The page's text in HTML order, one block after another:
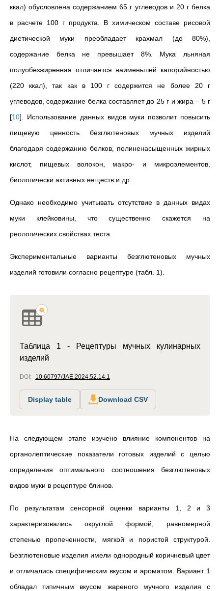
ккал) обусловлена содержанием 65 г углеводов и 20 г белка
в расчете 100 г продукта. В химическом составе рисовой
диетической муки преобладает крахмал (до 80%),
содержание белка не превышает 8%. Мука льняная
полуобезжиренная отличается наименьшей калорийностью
(220 ккал), так как в 100 г содержится не более 20 г
углеводов, содержание белка составляет до 25 г и жира – 5 г
[10]
Использование данных видов муки позволит повысить
пищевую ценность безглютеновых мучных изделий
благодаря содержанию белков, полиненасыщенных жирных
кислот, пищевых волокон, макро- и микроэлементов,
биологически активных веществ и др.
Однако необходимо учитывать отсутствие в данных видах
муки клейковины, что существенно скажется на
реологических свойствах теста
Экспериментальные варианты безглютеновых мучных
изделий готовили согласно рецептуре (табл. 1).
Таблица 1 - Рецептуры мучных кулинарных
изделий
DOI: 10.60797/JAE.2024.52.14.1
Display table Download CSV
На следующем этапе изучено влияние компонентов на
органолептические показатели готовых изделий с целью
определения оптимального соотношения безглютеновых
видов муки в рецептуре блинов.
По результатам сенсорной оценки варианты 1, 2 и 3
характеризовались округлой формой, равномерной
степенью пропеченности, мягкой и пористой структурой.
Безглютеновые изделия имели однородный коричневый цвет
и отличались специфическим вкусом и ароматом. Вариант 1
обладал типичным вкусом жареного мучного изделия с